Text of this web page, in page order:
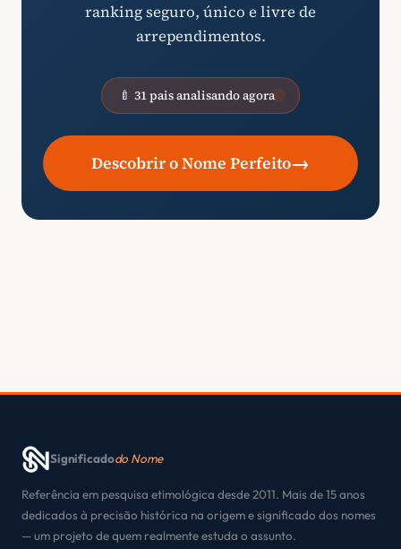
ranking seguro, único e livre de
arrependimentos.
🍼 31 pais analisando agora
Descobrir o Nome Perfeito→
Significadodo Nome
Referência em pesquisa etimológica desde 2011. Mais de 15 anos
dedicados à precisão histórica na origem e significado dos nomes
— um projeto de quem realmente estuda o assunto.